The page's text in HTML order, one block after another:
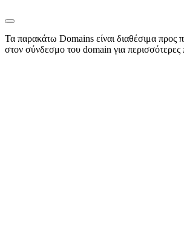
Τα παρακάτω Domains είναι διαθέσιμα προς
στον σύνδεσμο του domain για περισσότερες